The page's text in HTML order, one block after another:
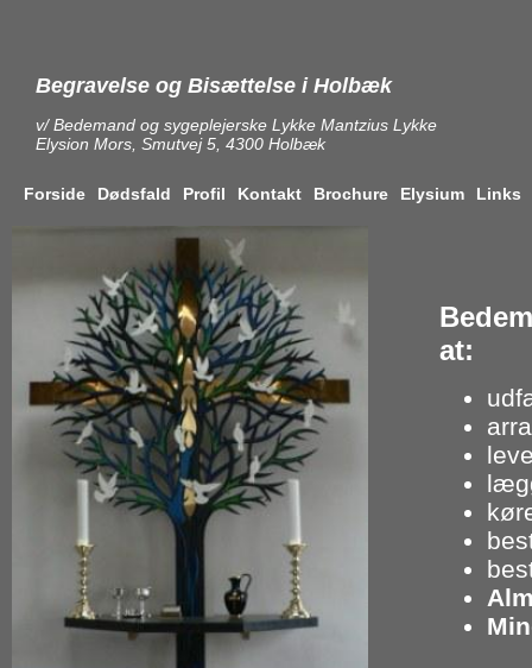
Begravelse og Bisættelse i Holbæk
v/ Bedemand og sygeplejerske Lykke Mantzius Lykke
Elysion Mors, Smutvej 5, 4300 Holbæk
Forside Dødsfald Profil Kontakt Brochure Elysium Links
at: